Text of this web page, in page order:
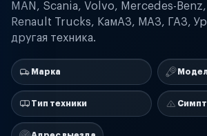
MAN, Scania, Volvo, Mercedes-
Renault Trucks, КамАЗ, МАЗ, ГАЗ,
другая техника.
Марка
Тип техники